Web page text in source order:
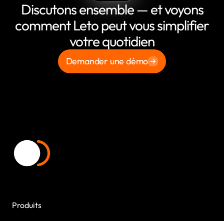
Discutons ensemble — et voyons
comment Leto peut vous simplifier
votre quotidien
Demander une démo
Produits